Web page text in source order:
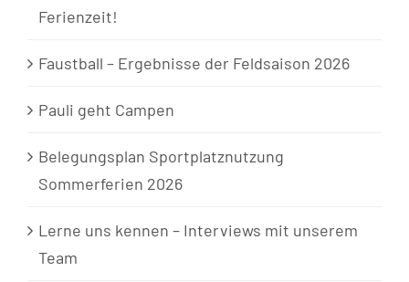
Ferienzeit!
Faustball – Ergebnisse der Feldsaison 2026
Pauli geht Campen
Belegungsplan Sportplatznutzung
Sommerferien 2026
Lerne uns kennen – Interviews mit unserem
Team